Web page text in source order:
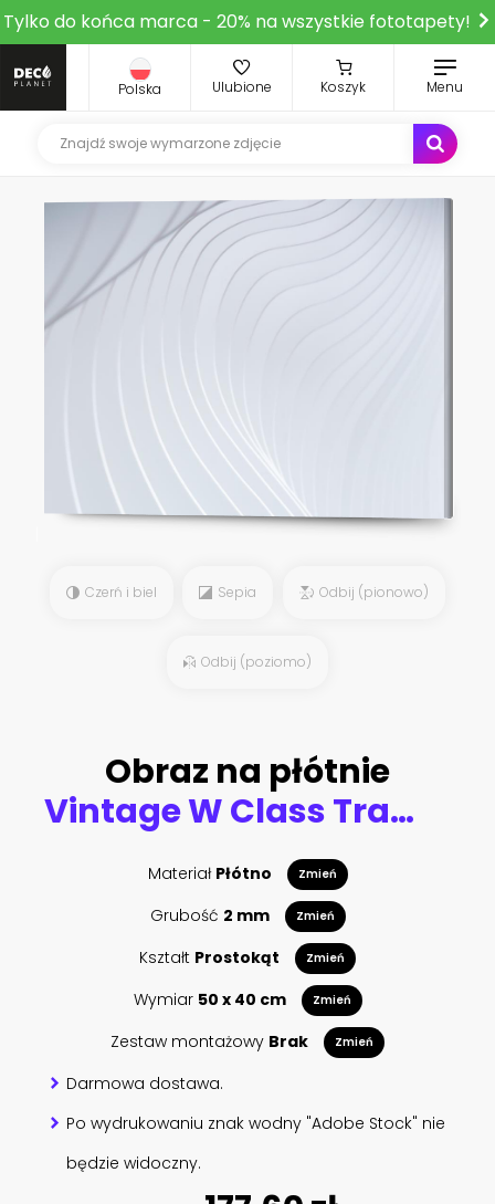
Tylko do końca marca - 20% na wszystkie fototapety!
Polska Ulubione Koszyk Menu
Czerń i biel Sepia Odbij (pionowo)
Odbij (poziomo)
Obraz na płótnie
Vintage W Class Tram Images
Materiał Płótno Zmień
Grubość 2 mm Zmień
Kształt Prostokąt Zmień
Wymiar 50 x 40 cm Zmień
Zestaw montażowy Brak Zmień
Darmowa dostawa.
Po wydrukowaniu znak wodny "Adobe Stock" nie
będzie widoczny.